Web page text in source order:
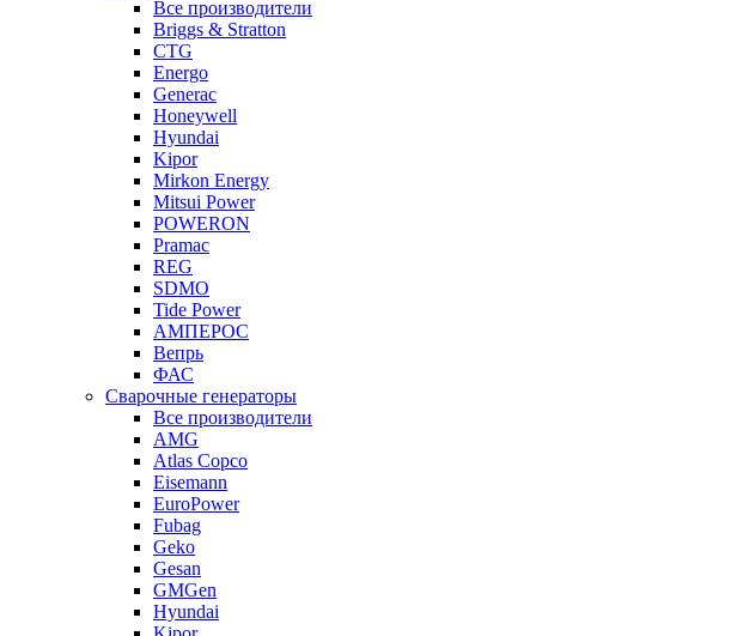
Все производители
Briggs & Stratton
CTG
Energo
Generac
Honeywell
Hyundai
Kipor
Mirkon Energy
Mitsui Power
POWERON
Pramac
REG
SDMO
Tide Power
АМПЕРОС
Вепрь
ФАС
Сварочные генераторы
Все производители
AMG
Atlas Copco
Eisemann
EuroPower
Fubag
Geko
Gesan
GMGen
Hyundai